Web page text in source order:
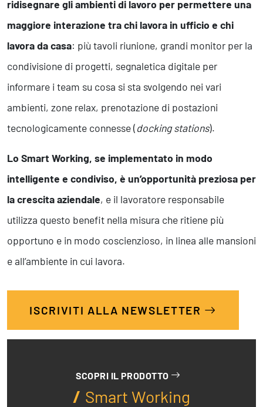
ridisegnare gli ambienti di lavoro per permettere una
maggiore interazione tra chi lavora in ufficio e chi
lavora da casa: più tavoli riunione, grandi monitor per la
condivisione di progetti, segnaletica digitale per
informare i team su cosa si sta svolgendo nei vari
ambienti, zone relax, prenotazione di postazioni
tecnologicamente connesse (docking stations).
Lo Smart Working, se implementato in modo
intelligente e condiviso, è un’opportunità preziosa per
la crescita aziendale, e il lavoratore responsabile
utilizza questo benefit nella misura che ritiene più
opportuno e in modo coscienzioso, in linea alle mansioni
e all’ambiente in cui lavora.
ISCRIVITI ALLA NEWSLETTER
SCOPRI IL PRODOTTO
Smart Working